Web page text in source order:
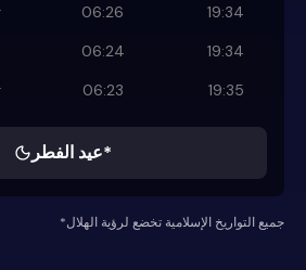
06:26
19:34
06:24
19:34
06:23 19:35
عيد الفطر*
*جميع التواريخ الإسلامية تخضع لرؤية الهلال